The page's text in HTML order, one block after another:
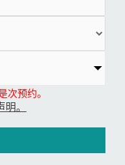
预约。
。